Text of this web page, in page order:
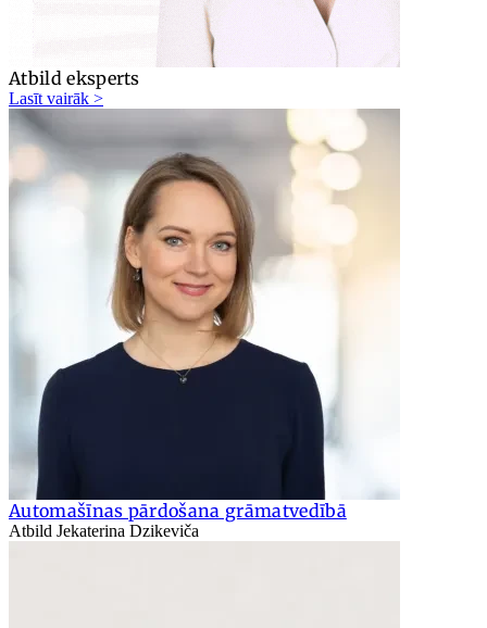
Atbild eksperts
Lasīt vairāk >
Automašīnas pārdošana grāmatvedībā
Atbild Jekaterina Dzikeviča